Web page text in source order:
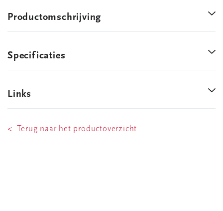
Productomschrijving
Specificaties
Links
< Terug naar het productoverzicht